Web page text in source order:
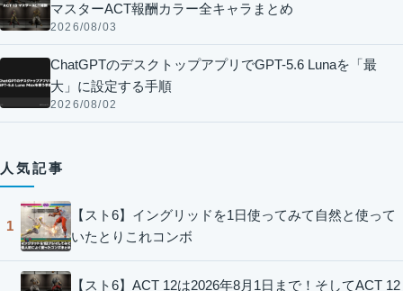
マスターACT報酬カラー全キャラまとめ
2026/08/03
ChatGPTのデスクトップアプリでGPT-5.6 Lunaを「最
大」に設定する手順
2026/08/02
人気記事
1
【スト6】イングリッドを1日使ってみて自然と使って
いたとりこれコンボ
【スト6】ACT 12は2026年8月1日まで！そしてACT 12